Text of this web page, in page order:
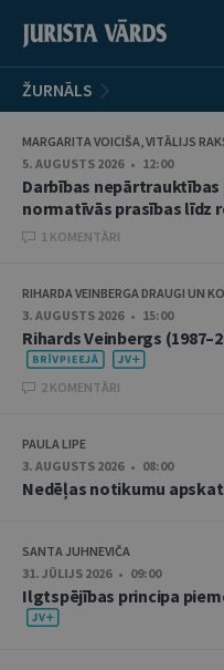
ŽURNĀLS
MARGARITA VOICIŠA, VITĀLIJS
5. AUGUSTS 2026 • 12:00
Darbības
normatīvās prasības līdz
1 KOMENTĀRI
RIHARDA VEINBERGA DRAUGI UN
3. AUGUSTS 2026 • 15:00
Rihards Veinbergs
2 KOMENTĀRI
PAULA LIPE
3. AUGUSTS 2026 • 08:00
Nedēļas notikumu
SANTA JUHNEVIČA
31. JŪLIJS 2026 • 09:00
Ilgtspējības principa